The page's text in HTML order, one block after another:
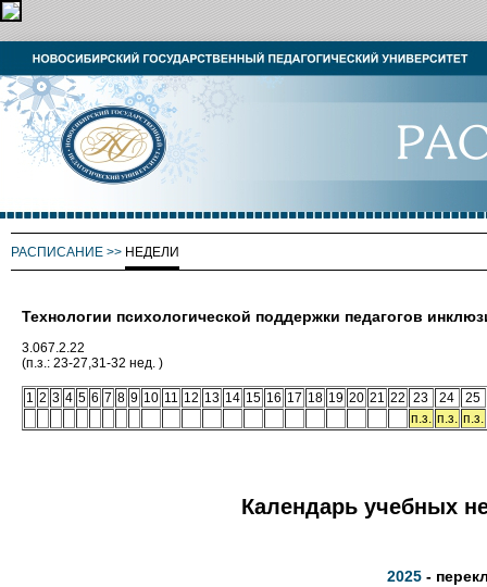
РАСПИСАНИЕ >> НЕДЕЛИ
Технологии психологической поддержки педагогов
3.067.2.22
(п.з.: 23-27,31-32 нед. )
1 2 3 4 5 6 7 8 9 10 11 12 13 14 15 16 17 18 19 20 21 22 23 24
25
п.з. п.з. п.з.
Календарь учебных
2025 -